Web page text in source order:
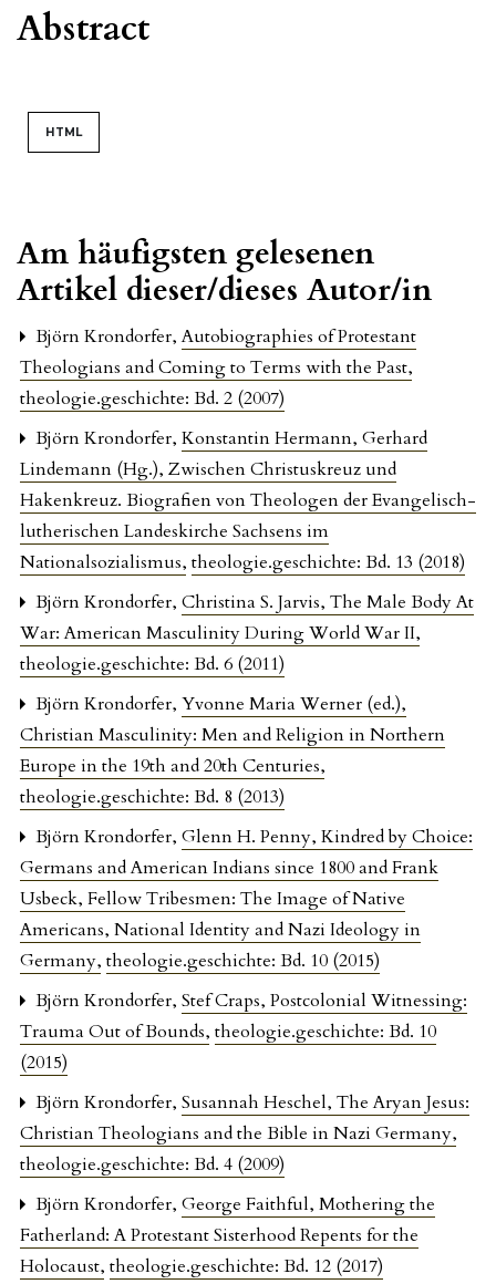
Abstract
HTML
Am häufigsten gelesenen
Artikel dieser/dieses Autor/in
Björn Krondorfer,Autobiographies of Protestant
Theologians and Coming to Terms with the Past,
theologie.geschichte: Bd. 2 (2007)
Björn Krondorfer, Konstantin Hermann, Gerhard
Lindemann (Hg.), Zwischen Christuskreuz und
Hakenkreuz. Biografien von Theologen der Evangelisch-
lutherischen Landeskirche Sachsens im
Nationalsozialismus, theologie.geschichte: Bd. 13 (2018)
Björn Krondorfer, Christina S. Jarvis, The Male Body At
War: American Masculinity During World War II,
theologie.geschichte: Bd. 6 (2011)
Björn Krondorfer, Yvonne Maria Werner (ed.),
Christian Masculinity: Men and Religion in Northern
Europe in the 19th and 20th Centuries,
theologie.geschichte: Bd. 8 (2013)
Björn Krondorfer, Glenn H. Penny, Kindred by Choice:
Germans and American Indians since 1800 and Frank
Usbeck, Fellow Tribesmen: The Image of Native
Americans, National Identity and Nazi Ideology in
Germany, theologie.geschichte: Bd. 10 (2015)
Björn Krondorfer, Stef Craps, Postcolonial Witnessing:
Trauma Out of Bounds, theologie.geschichte: Bd. 10
(2015)
Björn Krondorfer, Susannah Heschel, The Aryan Jesus:
Christian Theologians and the Bible in Nazi Germany,
theologie.geschichte: Bd. 4 (2009)
Björn Krondorfer, George Faithful, Mothering the
Fatherland: A Protestant Sisterhood Repents for the
Holocaust, theologie.geschichte: Bd. 12 (2017)